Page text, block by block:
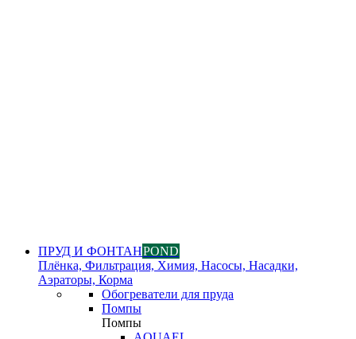
ПРУД И ФОНТАНPOND
Плёнка, Фильтрация, Химия, Насосы, Насадки,
Аэраторы, Корма
Обогреватели для пруда
Помпы
Помпы